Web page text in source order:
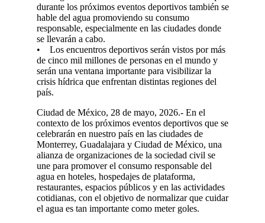
durante los próximos eventos deportivos también se
hable del agua promoviendo su consumo
responsable, especialmente en las ciudades donde
se llevarán a cabo.
• Los encuentros deportivos serán vistos por más
de cinco mil millones de personas en el mundo y
serán una ventana importante para visibilizar la
crisis hídrica que enfrentan distintas regiones del
país.
Ciudad de México, 28 de mayo, 2026.- En el
contexto de los próximos eventos deportivos que se
celebrarán en nuestro país en las ciudades de
Monterrey, Guadalajara y Ciudad de México, una
alianza de organizaciones de la sociedad civil se
une para promover el consumo responsable del
agua en hoteles, hospedajes de plataforma,
restaurantes, espacios públicos y en las actividades
cotidianas, con el objetivo de normalizar que cuidar
el agua es tan importante como meter goles.